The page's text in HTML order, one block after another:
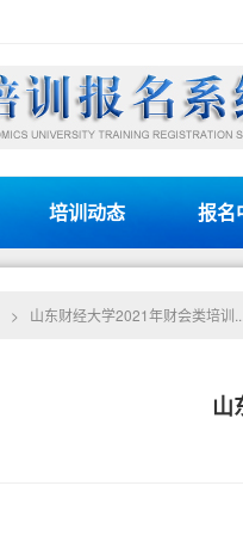
培训动态 报名
> 山东财经大学2021年财会类培训...
山